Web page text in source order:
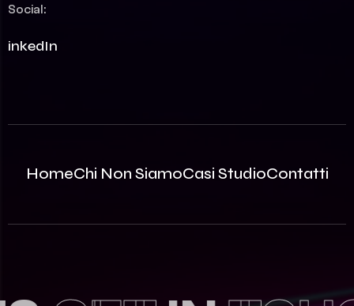
Social:
LinkedIn
HomeChi Non SiamoCasi StudioContatti